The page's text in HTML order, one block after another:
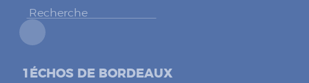
1ÉCHOS DE BORDEAUX